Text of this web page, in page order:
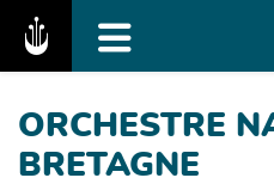
Fédération des
ORCHESTRE
BRETAGNE